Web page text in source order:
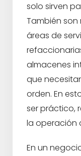
solo sirven
También son
áreas de
almacenes
que
orden. En
ser práctico,
la operación
En un